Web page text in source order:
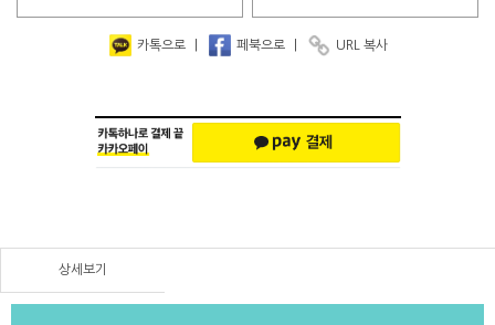
카톡으로 페북으로 URL 복사
상세보기